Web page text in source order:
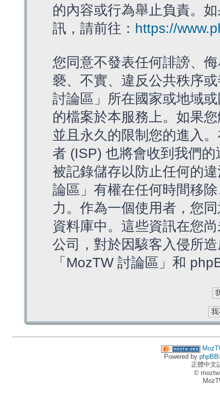
的內容或行為舉止負責。
訊，請前往： https://
您同意不發表任何誹謗、
褻、不實、違反公共秩序
討論區」所在國家或地域
的檔案於本服務上。如果
並且永久的限制您的進入
者 (ISP) 也將會收到我們
被記錄儲存以防止任何的
論區」有權在任何時間移
力。作為一個使用者，您
資料庫中。這些資訊在您
公司，對於因駭客入侵所
「MozTW 討論區」和
Powered by phpBB
正體中文
©